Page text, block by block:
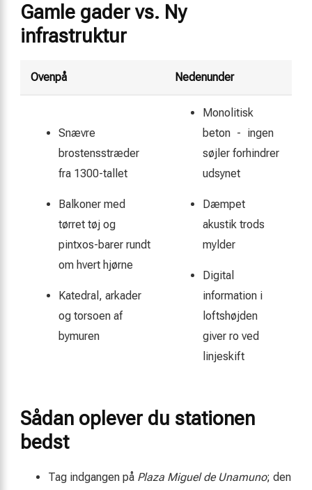
Gamle gader vs. Ny
infrastruktur
Ovenpå Nedenunder
Snævre
brostensstræder
fra 1300-tallet
Balkoner med
tørret tøj og
pintxos-barer rundt
om hvert hjørne
Katedral, arkader
og torsoen af
bymuren
Monolitisk
beton - ingen
søjler forhindrer
udsynet
Dæmpet
akustik trods
mylder
Digital
information i
loftshøjden
giver ro ved
linjeskift
Sådan oplever du stationen
bedst
Tag indgangen på Plaza Miguel de Unamuno; den